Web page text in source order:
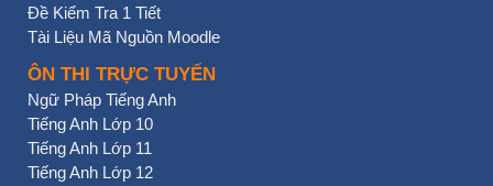
Đề Kiểm Tra 1 Tiết
Tài Liệu Mã Nguồn Moodle
ÔN THI TRỰC TUYẾN
Ngữ Pháp Tiếng Anh
Tiếng Anh Lớp 10
Tiếng Anh Lớp 11
Tiếng Anh Lớp 12